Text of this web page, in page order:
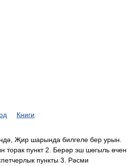
Книги
Җир шарында билгеле бер урын.
торак пункт 2. Берәр эш шөгыль өчен
пункты 3. Рәсми